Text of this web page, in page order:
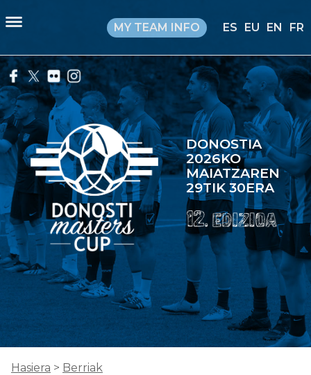
MY TEAM INFO ES EU EN FR
DONOSTIA
2026KO
MAIATZAREN
29TIK 30ERA
Hasiera > Berriak